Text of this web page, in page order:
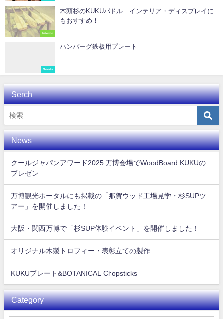
Interior
木頭杉のKUKUパドル インテリア・ディスプレイに
もおすすめ！
Goods
ハンバーグ鉄板用プレート
Serch
News
クールジャパンアワード2025 万博会場でWoodBoard KUKUの
プレゼン
万博観光ポータルにも掲載の「那賀ウッド工場見学・杉SUPツ
アー」を開催しました！
大阪・関西万博で「杉SUP体験イベント」を開催しました！
オリジナル木製トロフィー・表彰立ての製作
KUKUプレート&BOTANICAL Chopsticks
Category